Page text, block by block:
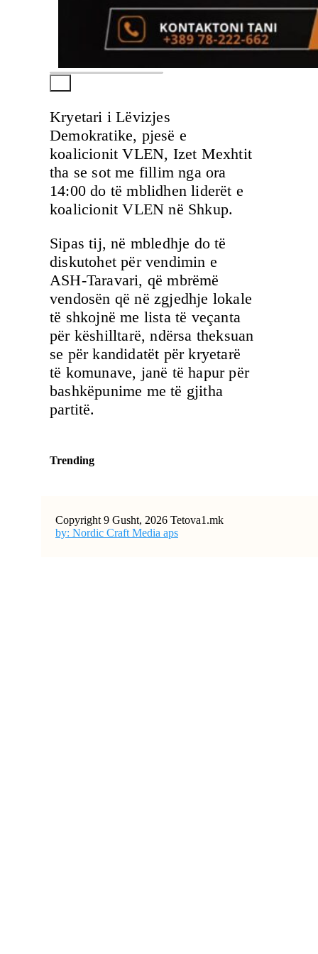
Kryetari i Lëvizjes
Demokratike, pjesë e
koalicionit VLEN, Izet Mexhtit
tha se sot me fillim nga ora
14:00 do të mblidhen liderët e
koalicionit VLEN në Shkup.
Sipas tij, në mbledhje do të
diskutohet për vendimin e
ASH-Taravari, që mbrëmë
vendosën që në zgjedhje lokale
të shkojnë me lista të veçanta
për këshilltarë, ndërsa theksuan
se për kandidatët për kryetarë
të komunave, janë të hapur për
bashkëpunime me të gjitha
partitë.
Trending
Copyright 9 Gusht, 2026 Tetova1.mk
by: Nordic Craft Media aps